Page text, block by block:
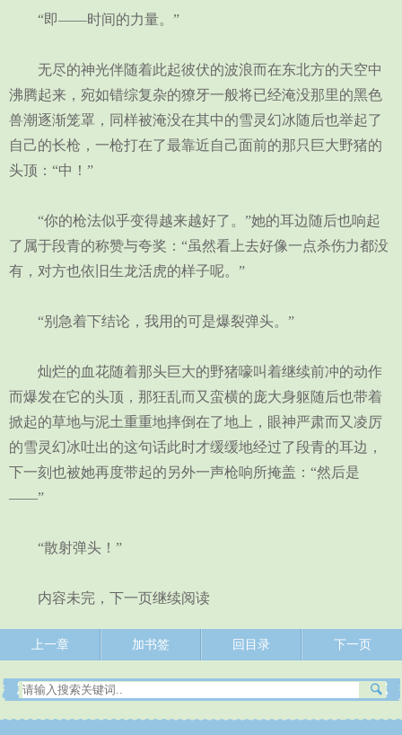
“即——时间的力量。”
无尽的神光伴随着此起彼伏的波浪而在东北方的天空中
沸腾起来，宛如错综复杂的獠牙一般将已经淹没那里的黑色
兽潮逐渐笼罩，同样被淹没在其中的雪灵幻冰随后也举起了
自己的长枪，一枪打在了最靠近自己面前的那只巨大野猪的
头顶：“中！”
“你的枪法似乎变得越来越好了。”她的耳边随后也响起
了属于段青的称赞与夸奖：“虽然看上去好像一点杀伤力都没
有，对方也依旧生龙活虎的样子呢。”
“别急着下结论，我用的可是爆裂弹头。”
灿烂的血花随着那头巨大的野猪嚎叫着继续前冲的动作
而爆发在它的头顶，那狂乱而又蛮横的庞大身躯随后也带着
掀起的草地与泥土重重地摔倒在了地上，眼神严肃而又凌厉
的雪灵幻冰吐出的这句话此时才缓缓地经过了段青的耳边，
下一刻也被她再度带起的另外一声枪响所掩盖：“然后是
——”
“散射弹头！”
内容未完，下一页继续阅读
上一章 加书签 回目录 下一页